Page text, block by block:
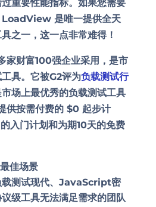
重要性能指标。如果您需要
LoadView 是唯一提供全天
之一，这一点非常难得！
财富100强企业采用，是市
具。它被G2评为负载测试行
场上最优秀的负载测试工具
按需付费的 $0 起步计
入门计划和为期10天的免费
佳场景
测试现代、JavaScript密
级工具无法满足需求的团队